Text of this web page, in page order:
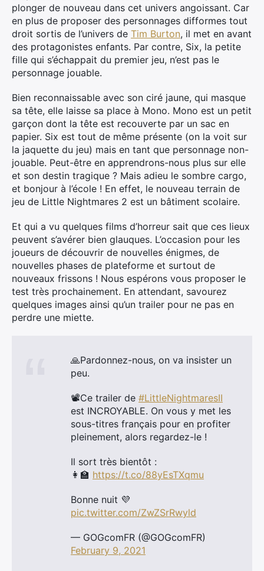
plonger de nouveau dans cet univers angoissant. Car
en plus de proposer des personnages difformes tout
droit sortis de l’univers de Tim Burton, il met en avant
des protagonistes enfants. Par contre, Six, la petite
fille qui s’échappait du premier jeu, n’est pas le
personnage jouable.
Bien reconnaissable avec son ciré jaune, qui masque
sa tête, elle laisse sa place à Mono. Mono est un petit
garçon dont la tête est recouverte par un sac en
papier. Six est tout de même présente (on la voit sur
la jaquette du jeu) mais en tant que personnage non-
jouable. Peut-être en apprendrons-nous plus sur elle
et son destin tragique ? Mais adieu le sombre cargo,
et bonjour à l’école ! En effet, le nouveau terrain de
jeu de Little Nightmares 2 est un bâtiment scolaire.
Et qui a vu quelques films d’horreur sait que ces lieux
peuvent s’avérer bien glauques. L’occasion pour les
joueurs de découvrir de nouvelles énigmes, de
nouvelles phases de plateforme et surtout de
nouveaux frissons ! Nous espérons vous proposer le
test très prochainement. En attendant, savourez
quelques images ainsi qu’un trailer pour ne pas en
perdre une miette.
🙏Pardonnez-nous, on va insister un
peu.
📽️Ce trailer de #LittleNightmaresII
est INCROYABLE. On vous y met les
sous-titres français pour en profiter
pleinement, alors regardez-le !
Il sort très bientôt :
👩‍🏫 https://t.co/88yEsTXqmu
Bonne nuit 💜
pic.twitter.com/ZwZSrRwyld
— GOGcomFR (@GOGcomFR)
February 9, 2021